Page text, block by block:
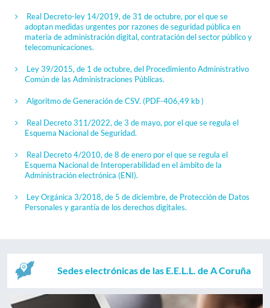
Real Decreto-ley 14/2019, de 31 de octubre, por el que se
adoptan medidas urgentes por razones de seguridad pública en
materia de administración digital, contratación del sector público y
telecomunicaciones.
Ley 39/2015, de 1 de octubre, del Procedimiento Administrativo
Común de las Administraciones Públicas.
Algoritmo de Generación de CSV. (PDF-406,49 kb )
Real Decreto 311/2022, de 3 de mayo, por el que se regula el
Esquema Nacional de Seguridad.
Real Decreto 4/2010, de 8 de enero por el que se regula el
Esquema Nacional de Interoperabilidad en el ámbito de la
Administración electrónica (ENI).
Ley Orgánica 3/2018, de 5 de diciembre, de Protección de Datos
Personales y garantía de los derechos digitales.
Sedes electrónicas de las E.E.L.L. de A Coruña